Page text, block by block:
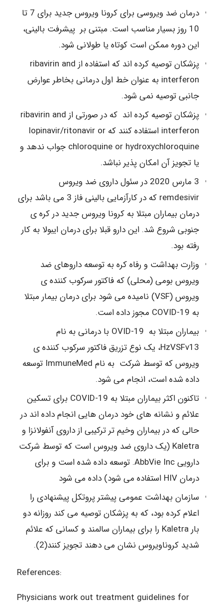
درمان ضد ویروسی برای کرونا ویروس جدید برای 7 تا
10 روز بسیار مناسب است. مبتنی بر پیشرفت بالینی،
این دوره ممکن است کوتاه یا طولانی شود.
پزشکان توصیه کرده اند که استفاده از ribavirin and
interferon به عنوان خط اول درمانی بخاطر عوارض
جانبی توصیه نمی شود.
پزشکان توصیه کرده اند که در صورتی از ribavirin and
interferon استفاده کنند که lopinavir/ritonavir or
chloroquine or hydroxychloroquine جواب ندهد و
یا تجویز آن امکان پذیر نباشد.
3 مارس 2020 در سئول داروی ضد ویروس
remdesivir که در کارآزمایی بالینی فاز 3 می باشد برای
درمان بیماران مبتلا به کرونا ویروس جدید در کره ی
جنوبی شروع شد. این دارو قبلا برای درمان ایبولا به کار
رفته بود.
وزارت بهداشت و رفاه کره به توسعه داروهای ضد
ویروس بومی (محلی) که فاکتور سرکوب کننده ی
ویروس (VSF) نامیده می شود برای درمان بیمار مبتلا
به COVID-19 مجوز داده است.
بیماران مبتلا به OVID-19 با درمانی به نام
HzVSFv13، یک نوع تزریق فاکتور سرکوب کننده ی
ویروس که توسط شرکت به نام ImmuneMed توسعه
داده شده است، انجام می شود.
تاکنون اکثر بیماران مبتلا به COVID-19 برای تسکین
علائم و نشانه های خود درمان هایی انجام داده اند در
حالی که در بیماران وخیم تر ترکیبی از داروی آنفولانزا و
Kaletra (یک داروی ضد ویروس است که توسط شرکت
دارویی AbbVie Inc. توسعه داده شده است و برای
درمان HIV استفاده می شود) داده می شود
سازمان بهداشت عمومی پیشتر پروتکل پیشنهادی را
اعلام کرده بود، که به پزشکان توصیه می کند روزانه دو
بار Kaletra را برای بیماران سالمند و کسانی که علائم
شدید کروناویروس نشان می دهند تجویز کنند(2).
References:
Physicians work out treatment guidelines for